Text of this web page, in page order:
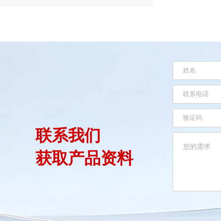
联系我们
获取产品资料